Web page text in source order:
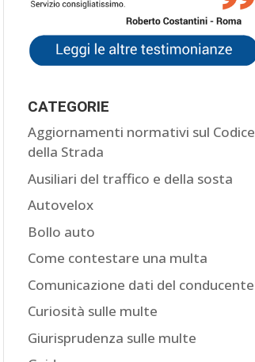
CATEGORIE
Aggiornamenti normativi sul Codice
della Strada
Ausiliari del traffico e della sosta
Autovelox
Bollo auto
Come contestare una multa
Comunicazione dati del conducente
Curiosità sulle multe
Giurisprudenza sulle multe